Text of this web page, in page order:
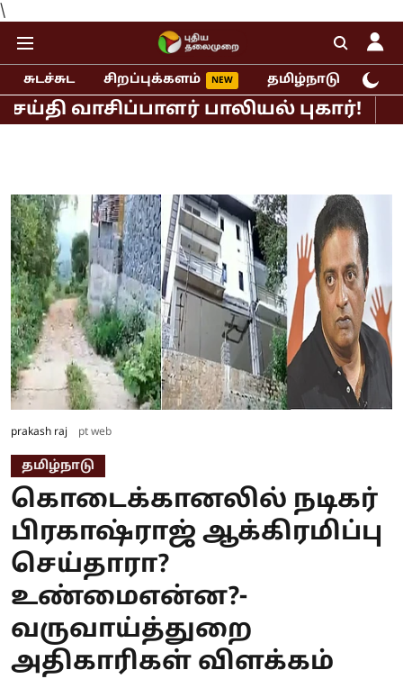
\
சுடச்சுட சிறப்புக்களம் தமிழ்நாடு
பாலியல் புகார்!
prakash raj pt web
தமிழ்நாடு
கொடைக்கானலில் நடிகர்
பிரகாஷ்ராஜ் ஆக்கிரமிப்பு
செய்தாரா?
உண்மைஎன்ன?-
வருவாய்த்துறை
அதிகாரிகள் விளக்கம்